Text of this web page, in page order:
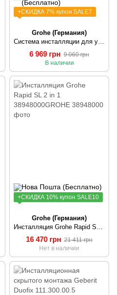
+СКИДКА 7% купон SALE7
Grohe (Германия)
Система инсталляции для унитаза 2 в 1 Grohe Rapid SL (UA388400WG)
6 969 грн 9 060 грн
В наличии
+СКИДКА 10% купон SALE10
Grohe (Германия)
16 470 грн 21 411 грн
Нет в наличии